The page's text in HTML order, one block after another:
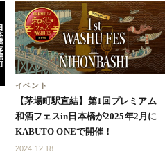
イベント
【茅場町駅直結】第1回プレミアム
和酒フェスin日本橋が2025年2月に
KABUTO ONEで開催！
2024.12.18